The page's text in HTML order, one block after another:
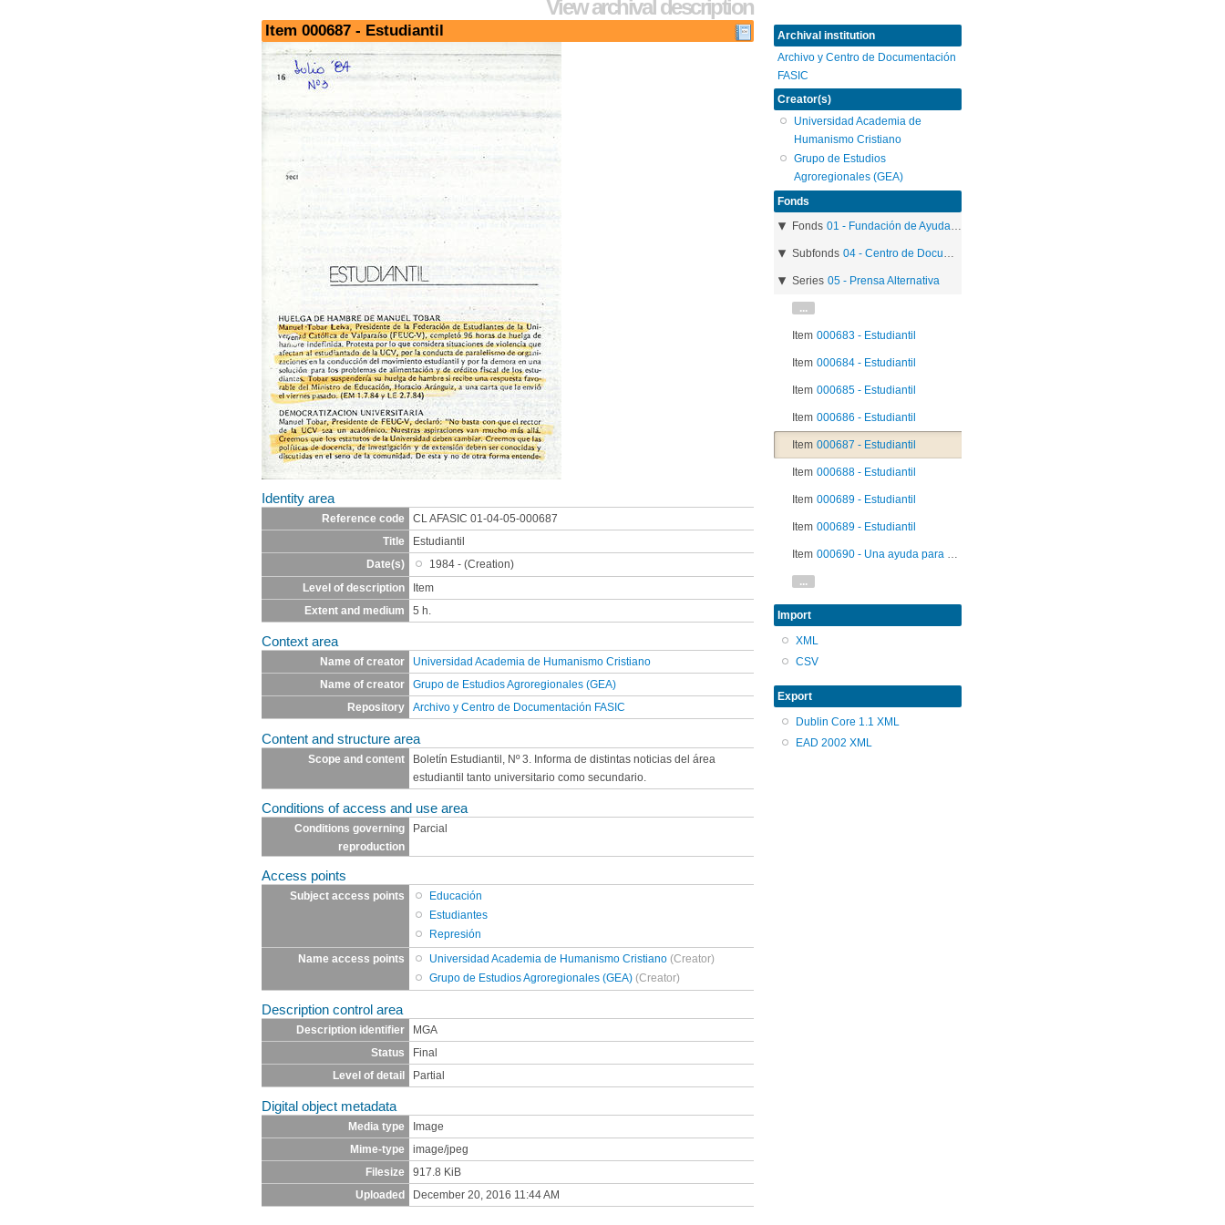
View archival description
Item 000687 - Estudiantil
Identity area
Reference code
CL AFASIC 01-04-05-000687
Title
Estudiantil
Date(s)
1984 - (Creation)
Level of description
Item
Extent and medium
5 h.
Context area
Name of creator
Universidad Academia de Humanismo Cristiano
Name of creator
Grupo de Estudios Agroregionales (GEA)
Repository
Archivo y Centro de Documentación FASIC
Content and structure area
Scope and content
Boletín Estudiantil, Nº 3. Informa de distintas noticias del área
estudiantil tanto universitario como secundario.
Conditions of access and use area
Conditions governing
reproduction
Parcial
Access points
Subject access points
Educación
Estudiantes
Represión
Name access points
Universidad Academia de Humanismo Cristiano (Creator)
Grupo de Estudios Agroregionales (GEA) (Creator)
Description control area
Description identifier
MGA
Status
Final
Level of detail
Partial
Digital object metadata
Media type
Image
Mime-type
image/jpeg
Filesize
917.8 KiB
Uploaded
December 20, 2016 11:44 AM
Archival institution
Archivo y Centro de Documentación
FASIC
Creator(s)
Universidad Academia de
Humanismo Cristiano
Grupo de Estudios
Agroregionales (GEA)
Fonds
Fonds 01 - Fundación de Ayuda Social de las Iglesias Cristianas
Subfonds 04 - Centro de Documentación
Series 05 - Prensa Alternativa
...
Item 000683 - Estudiantil
Item 000684 - Estudiantil
Item 000685 - Estudiantil
Item 000686 - Estudiantil
Item 000687 - Estudiantil
Item 000688 - Estudiantil
Item 000689 - Estudiantil
Item 000689 - Estudiantil
Item 000690 - Una ayuda para el alcohólico y su familia
...
Import
XML
CSV
Export
Dublin Core 1.1 XML
EAD 2002 XML